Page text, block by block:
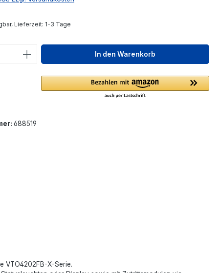
Lieferzeit: 1-3 Tage
Anzahl: Gib den gewünschten Wert
In den Warenkorb
688519
VTO4202FB-X-Serie.